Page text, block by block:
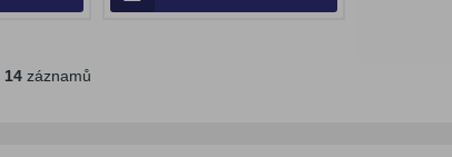
14záznamů